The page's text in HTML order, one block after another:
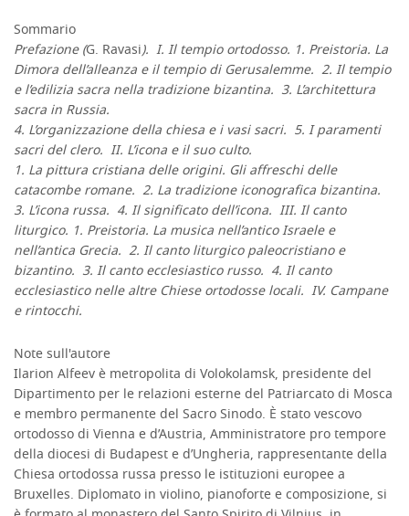
Sommario
Prefazione (G. Ravasi). I. Il tempio ortodosso. 1. Preistoria. La
Dimora dell’alleanza e il tempio di Gerusalemme. 2. Il tempio
e l’edilizia sacra nella tradizione bizantina. 3. L’architettura
sacra in Russia.
4. L’organizzazione della chiesa e i vasi sacri. 5. I paramenti
sacri del clero. II. L’icona e il suo culto.
1. La pittura cristiana delle origini. Gli affreschi delle
catacombe romane. 2. La tradizione iconografica bizantina.
3. L’icona russa. 4. Il significato dell’icona. III. Il canto
liturgico. 1. Preistoria. La musica nell’antico Israele e
nell’antica Grecia. 2. Il canto liturgico paleocristiano e
bizantino. 3. Il canto ecclesiastico russo. 4. Il canto
ecclesiastico nelle altre Chiese ortodosse locali. IV. Campane
e rintocchi.
Note sull'autore
Ilarion Alfeev è metropolita di Volokolamsk, presidente del
Dipartimento per le relazioni esterne del Patriarcato di Mosca
e membro permanente del Sacro Sinodo. È stato vescovo
ortodosso di Vienna e d’Austria, Amministratore pro tempore
della diocesi di Budapest e d’Ungheria, rappresentante della
Chiesa ortodossa russa presso le istituzioni europee a
Bruxelles. Diplomato in violino, pianoforte e composizione, si